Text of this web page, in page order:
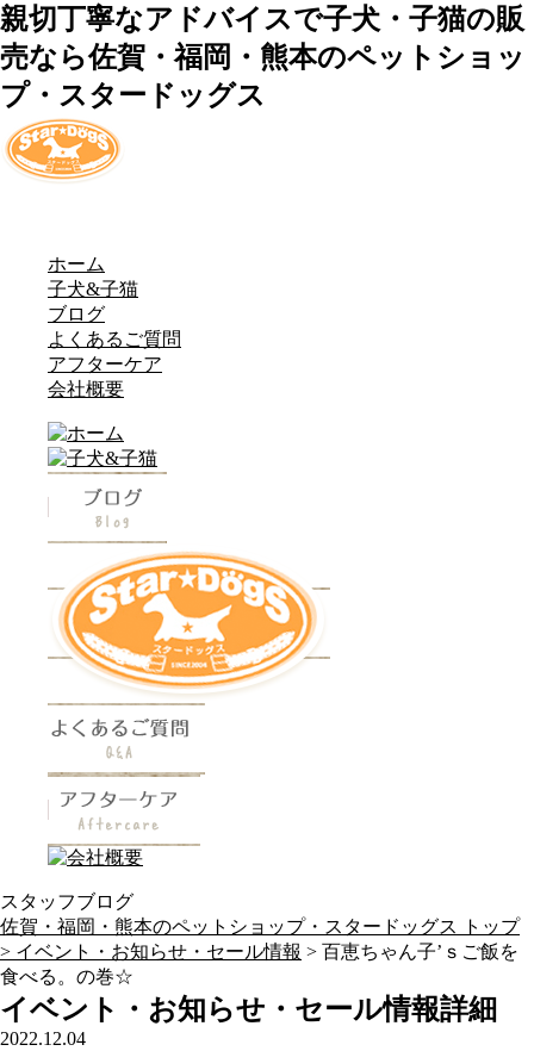
親切丁寧なアドバイスで子犬・子猫の販
売なら佐賀・福岡・熊本のペットショッ
プ・スタードッグス
ホーム
子犬&子猫
ブログ
よくあるご質問
アフターケア
会社概要
スタッフブログ
佐賀・福岡・熊本のペットショップ・スタードッグス トップ
> イベント・お知らせ・セール情報 > 百恵ちゃん子’ｓご飯を
食べる。の巻☆
イベント・お知らせ・セール情報詳細
2022.12.04